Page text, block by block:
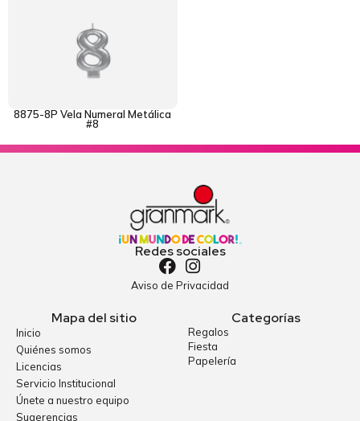
8875-8P Vela Numeral Metálica
#8
Redes sociales
Aviso de Privacidad
Mapa del sitio
Inicio
Quiénes somos
Licencias
Servicio Institucional
Únete a nuestro equipo
Sugerencias
Categorías
Regalos
Fiesta
Papelería